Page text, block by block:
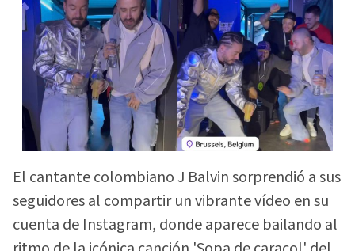
El cantante colombiano J Balvin sorprendió a sus
seguidores al compartir un vibrante vídeo en su
cuenta de Instagram, donde aparece bailando al